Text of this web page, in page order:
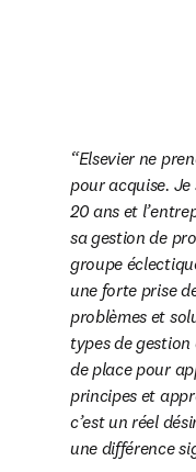
Elsevier ne
pour acquise. Je
20 ans et
sa gestion de
groupe
une forte prise
problèmes et
types de
de place pour
principes et
c’est un réel
une différence